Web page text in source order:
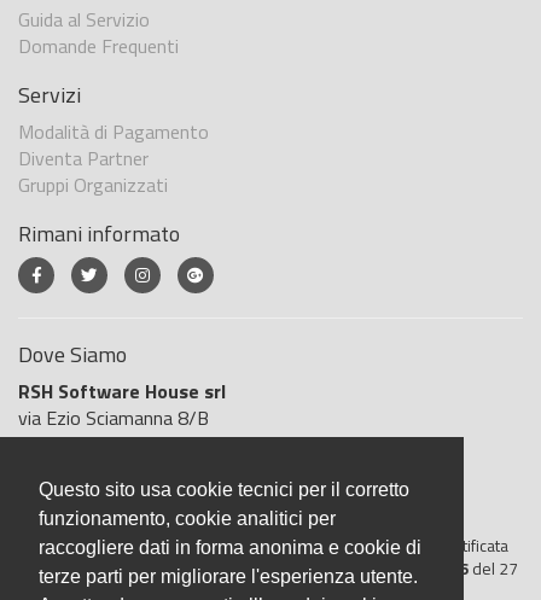
Questo sito usa cookie tecnici per il corretto
funzionamento, cookie analitici per
raccogliere dati in forma anonima e cookie di
terze parti per migliorare l'esperienza utente.
Guida al Servizio
Domande Frequenti
Servizi
Modalità di Pagamento
Diventa Partner
Gruppi Organizzati
Rimani informato
Dove Siamo
RSH Software House srl
via Ezio Sciamanna 8/B
00168 Roma
Italia
BigliettoVeloce è basato sulla piattaforma"GeSiFi ver 1.5"
certificata
dall’Agenzia delle Entrate con protocollo numero2021/103896 del 27
aprile 2021